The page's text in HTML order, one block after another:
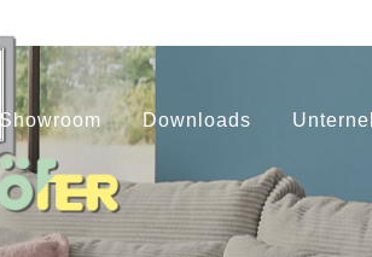
Showroom Downloads